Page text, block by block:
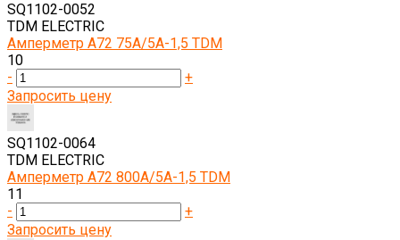
SQ1102-0052
TDM ELECTRIC
Амперметр А72 75А/5А-1,5 TDM
10
-
+
Запросить цену
SQ1102-0064
TDM ELECTRIC
Амперметр А72 800А/5А-1,5 TDM
11
-
+
Запросить цену